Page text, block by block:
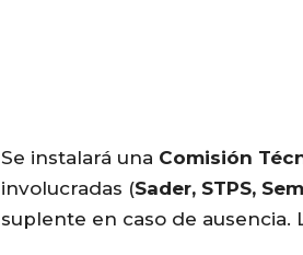
Se instalará una Comisión
involucradas (Sader, STPS,
suplente en caso de ausencia.